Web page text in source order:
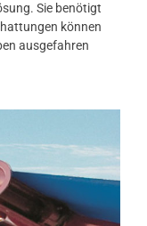
Sie benötigt
können
ausgefahren